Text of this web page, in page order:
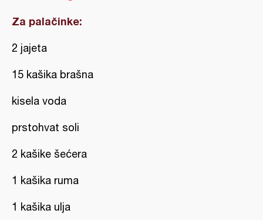
Za palačinke:
2 jajeta
15 kašika brašna
kisela voda
prstohvat soli
2 kašike šećera
1 kašika ruma
1 kašika ulja